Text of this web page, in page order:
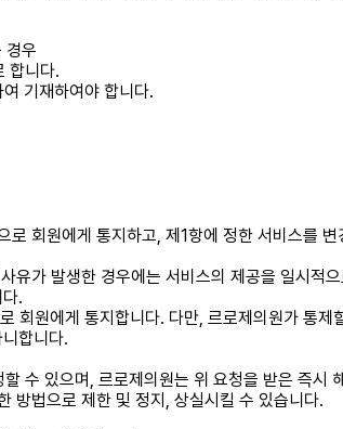
경우
합니다.
기재하여야 합니다.
회원에게 통지하고, 제1항에 정한 서비스를 변
가 발생한 경우에는 서비스의 제공을 일시적
.
원에게 통지합니다. 다만, 르로제의원가 통제
합니다.
수 있으며, 르로제의원는 위 요청을 받은 즉시
방법으로 제한 및 정지, 상실시킬 수 있습니다.